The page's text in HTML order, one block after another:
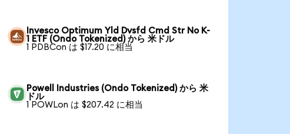
Invesco Optimum Yld Dvsfd Cmd Str No K-
1 ETF (Ondo Tokenized) から 米ドル
1 PDBCon は $17.20 に相当
Powell Industries (Ondo Tokenized) から 米
ドル
1 POWLon は $207.42 に相当